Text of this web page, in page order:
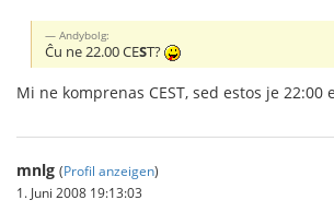
Andybolg:
Ĉu ne 22.00 CEST?
Mi ne komprenas CEST, sed estos je 22:00
mnlg (Profil anzeigen)
1. Juni 2008 19:13:03